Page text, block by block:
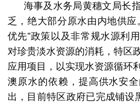
海事及水务局黄穗文局长
乏，绝大部分原水由内地供应
优先”政策以及非常规水源利
对珍贵淡水资源的消耗，特区
应用项目，以实现水资源循环
澳原水的依赖，提高供水安
出，目前特区政府已完成铺设